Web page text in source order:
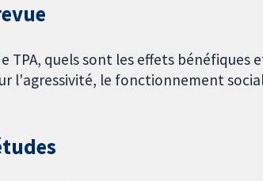
TPA, quels sont les effets bénéfiques
l'agressivité, le fonctionnement